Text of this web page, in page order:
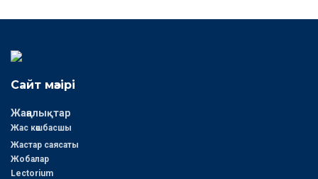
Сайт мәзірі
Жаңалықтар
Жас көшбасшы
Жастар саясаты
Жобалар
Lectorium